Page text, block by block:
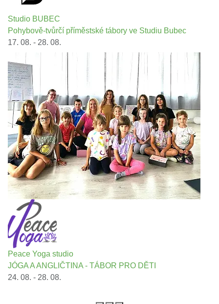
Studio BUBEC
Pohybově-tvůrčí příměstské tábory ve Studiu Bubec
17. 08. - 28. 08.
Peace Yoga studio
JÓGA A ANGLIČTINA - TÁBOR PRO DĚTI
24. 08. - 28. 08.